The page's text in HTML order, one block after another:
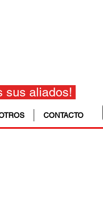
sus aliados!
CONTACTO